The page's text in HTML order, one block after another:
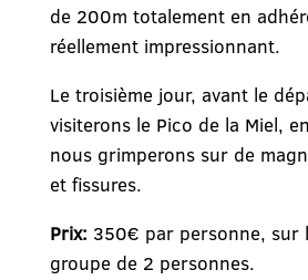
de 200m totalement en
réellement impressionnant.
Le troisième jour, avant le
visiterons le Pico de la Miel,
nous grimperons sur de
et fissures.
Prix: 350€ par personne, sur
groupe de 2 personnes.